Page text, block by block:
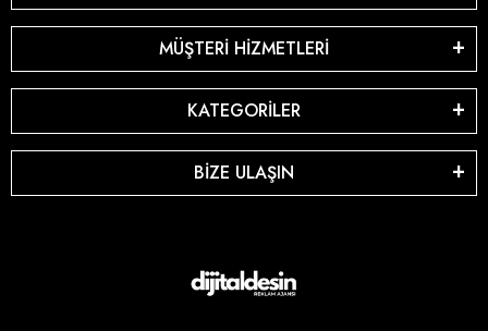
MÜŞTERİ HİZMETLERİ
KATEGORİLER
BİZE ULAŞIN